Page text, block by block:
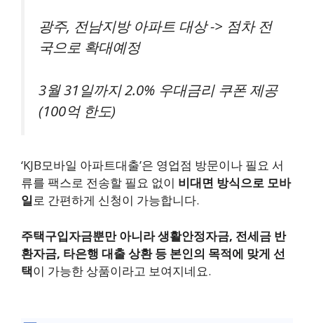
광주, 전남지방 아파트 대상 -> 점차 전
국으로 확대예정
3월 31일까지 2.0% 우대금리 쿠폰 제공
(100억 한도)
‘KJB모바일 아파트대출’은 영업점 방문이나 필요 서
류를 팩스로 전송할 필요 없이 비대면 방식으로 모바
일로 간편하게 신청이 가능합니다.
주택구입자금뿐만 아니라 생활안정자금, 전세금 반
환자금, 타은행 대출 상환 등 본인의 목적에 맞게 선
택이 가능한 상품이라고 보여지네요.